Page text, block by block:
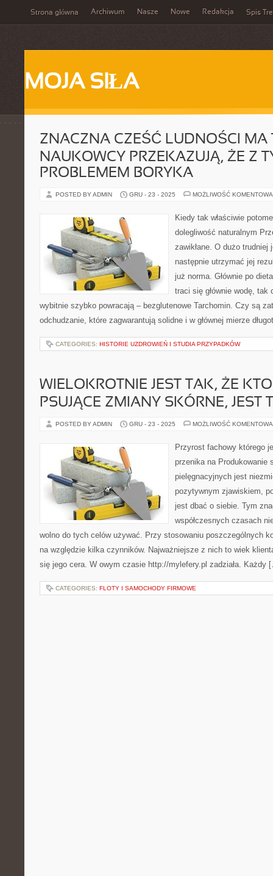
Strona główna Archiwum Nasze Nowe Redakcja Spis
MOJA SIŁA
ZNACZNA CZEŚĆ LUDNOŚCI MA
NAUKOWCY PRZEKAZUJĄ, ŻE Z
PROBLEMEM BORYKA
POSTED BY ADMIN GRU - 23 - 2025 MOŻLIWOŚĆ
Kiedy tak właściwie
dolegliwość naturalnym
zawikłane. O dużo
następnie utrzymać jej
już norma. Głównie po
traci się głównie wodę, tak
wybitnie szybko powracają – bezglutenowe Tarchomin. Czy są
odchudzanie, które zagwarantują solidne i w głównej mierze
CATEGORIES: HISTORIE UZDROWIEŃ I STUDIA PRZYPADKÓW
WIELOKROTNIE JEST TAK, ŻE
PSUJĄCE ZMIANY SKÓRNE, JEST
POSTED BY ADMIN GRU - 23 - 2025 MOŻLIWOŚĆ
Przyrost fachowy którego
przenika na Produkowanie
pielęgnacyjnych jest
pozytywnym zjawiskiem,
jest dbać o siebie. Tym
współczesnych czasach
wolno do tych celów używać. Przy stosowaniu poszczególnych
na względzie kilka czynników. Najważniejsze z nich to wiek
się jego cera. W owym czasie http://mylefery.pl zadziała. Każdy
CATEGORIES: FLOTY I SAMOCHODY FIRMOWE